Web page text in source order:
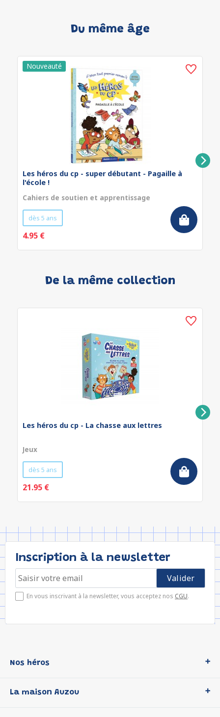
Du même âge
Les héros du cp - super débutant - Pagaille à
l'école !
Cahiers de soutien et apprentissage
dès 5 ans
4.95 €
De la même collection
Les héros du cp - La chasse aux lettres
Jeux
dès 5 ans
21.95 €
Inscription à la newsletter
En vous inscrivant à la newsletter, vous acceptez nos CGU.
Nos héros
P'tit Loup
La maison Auzou